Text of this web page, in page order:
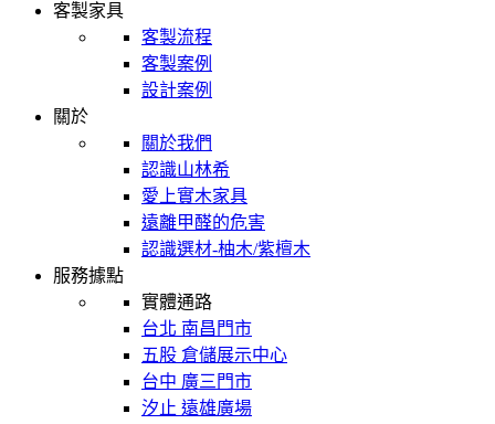
客製家具
客製流程
客製案例
設計案例
關於
關於我們
認識山林希
愛上實木家具
遠離甲醛的危害
認識選材-柚木/紫檀木
服務據點
實體通路
台北 南昌門市
五股 倉儲展示中心
台中 廣三門市
汐止 遠雄廣場